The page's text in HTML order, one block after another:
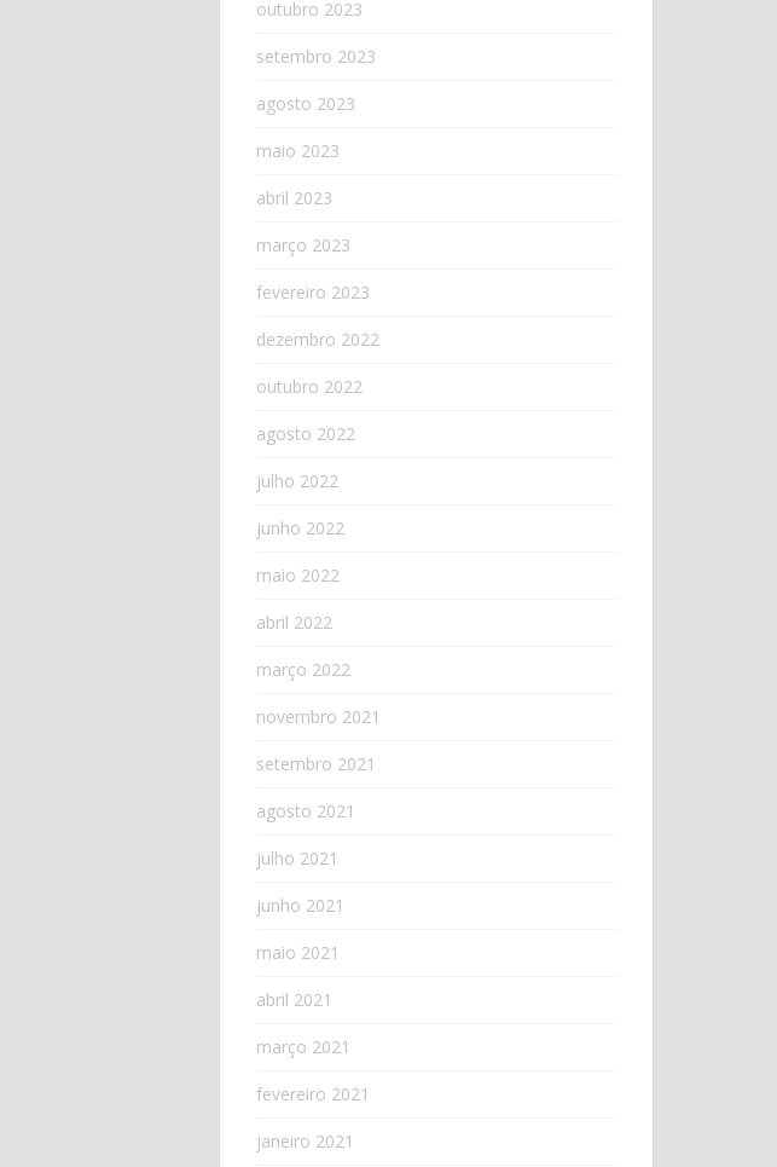
outubro 2023
setembro 2023
agosto 2023
maio 2023
abril 2023
março 2023
fevereiro 2023
dezembro 2022
outubro 2022
agosto 2022
julho 2022
junho 2022
maio 2022
abril 2022
março 2022
novembro 2021
setembro 2021
agosto 2021
julho 2021
junho 2021
maio 2021
abril 2021
março 2021
fevereiro 2021
janeiro 2021